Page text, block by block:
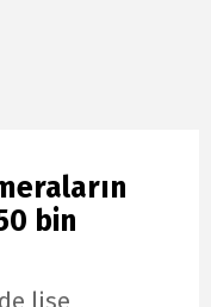
bin
lise